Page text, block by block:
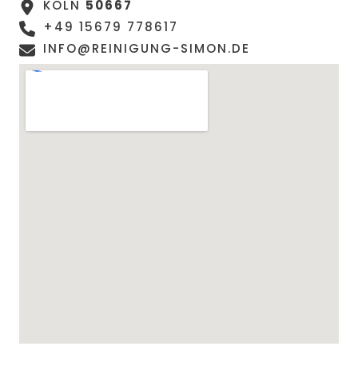
KÖLN 50667
+49 15679 778617
INFO@REINIGUNG-SIMON.DE